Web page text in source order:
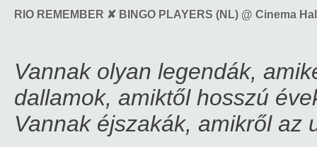
RIO REMEMBER ✘ BINGO PLAYERS (NL) @ Cinema
Vannak olyan legendák,
dallamok, amiktől hosszú
Vannak éjszakák, amikről